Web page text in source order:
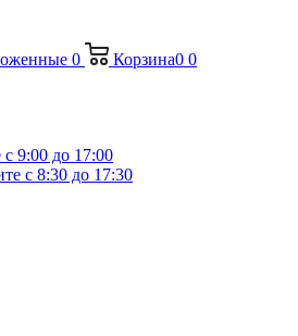
0 Корзина0 0
с 9:00 до 17:00
с 8:30 до 17:30